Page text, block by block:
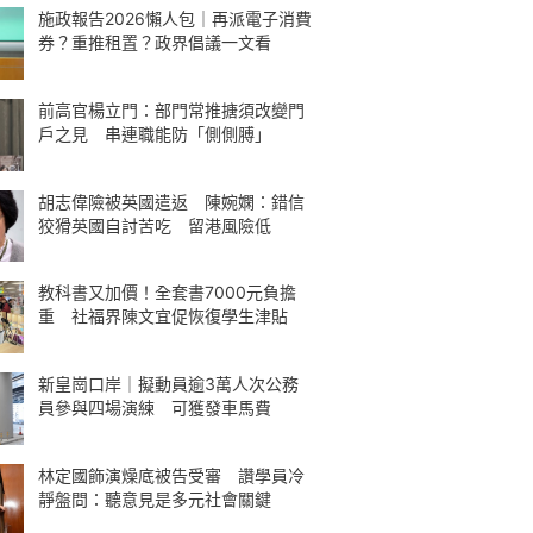
施政報告2026懶人包｜再派電子消費
券？重推租置？政界倡議一文看
前高官楊立門：部門常推搪須改變門
戶之見 串連職能防「側側膊」
胡志偉險被英國遣返 陳婉嫻：錯信
狡猾英國自討苦吃 留港風險低
教科書又加價！全套書7000元負擔
重 社福界陳文宜促恢復學生津貼
新皇崗口岸｜擬動員逾3萬人次公務
員參與四場演練 可獲發車馬費
林定國飾演燥底被告受審 讚學員冷
靜盤問：聽意見是多元社會關鍵